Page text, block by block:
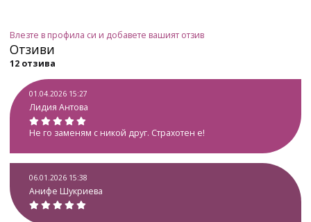
Отзиви
12 отзива
01.04.2026 15:27
Лидия Антова
Не го заменям с никой друг. Страхотен е!
06.01.2026 15:38
Анифе Шукриева
Влезте в профила си и добавете вашият отзив